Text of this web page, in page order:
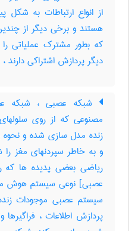
از انواع ارتباطات به شکل
هستند و برخی دیگر از
که بطور مشترک عملیاتی
دیگر پردازش اشتراکی دارند
شبکه عصبی ، شبکه
مصنوعی که از روی
زنده مدل سازی شده و نحوه
و به خاطر سپردنهای مغز
ریاضی بعضی پدیده ها که
عصبی] نوعی سیستم هوش
سیستم عصبی موجودات
پردازش اطلاعات ،